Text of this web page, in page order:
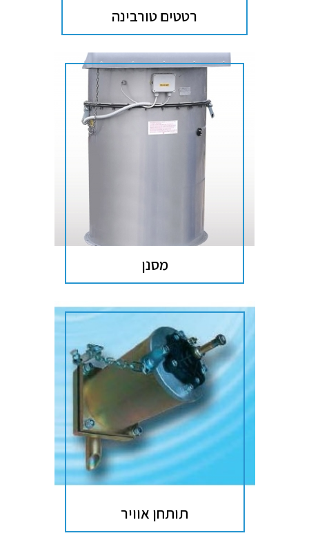
רטטים טורבינה
מסנן
תותחן אוויר